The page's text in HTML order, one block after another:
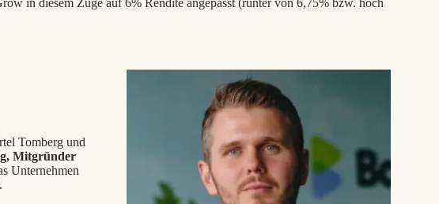
in diesem Zuge auf 6% Rendite angepasst (runter von 6,75% bzw. hoch
Tomberg und
Mitgründer
Unternehmen